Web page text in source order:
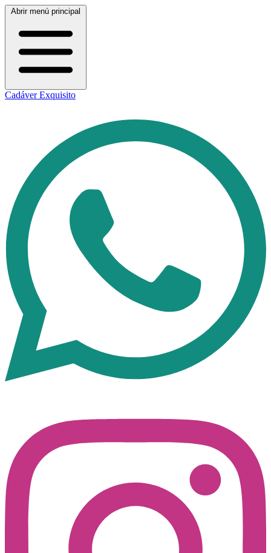
Abrir menú principal
Cadáver Exquisito